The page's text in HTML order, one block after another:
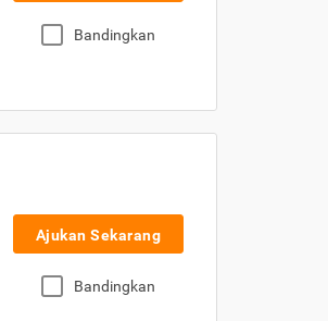
Bandingkan
Ajukan Sekarang
Bandingkan